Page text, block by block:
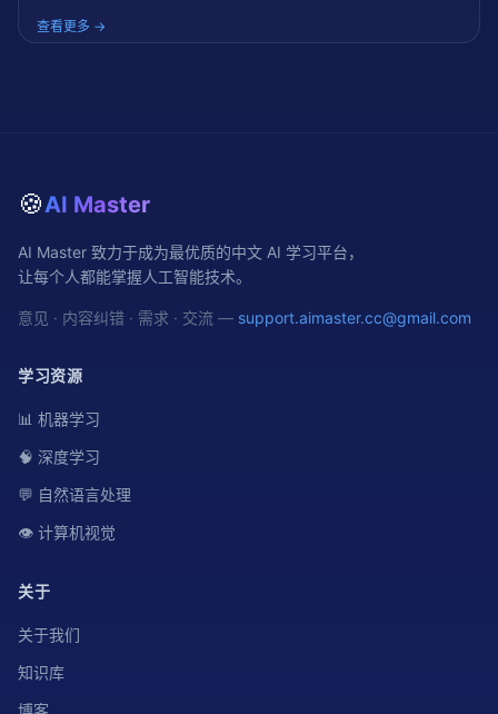
查看更多 →
🍪AI Master
AI Master 致力于成为最优质的中文 AI 学习平台，
让每个人都能掌握人工智能技术。
意见 · 内容纠错 · 需求 · 交流 — support.aimaster.cc@gmail.com
学习资源
📊 机器学习
🧠 深度学习
💬 自然语言处理
👁️ 计算机视觉
关于
关于我们
知识库
博客